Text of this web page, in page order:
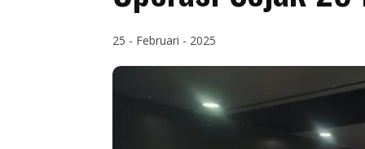
25 - Februari - 2025